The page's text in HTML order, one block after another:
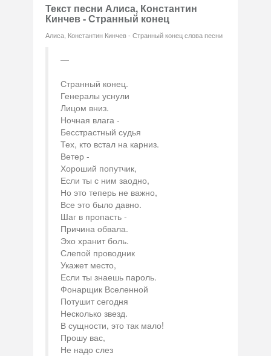
Текст песни Алиса, Константин
Кинчев - Странный конец
Алиса, Константин Кинчев - Странный конец слова песни
Странный конец.
Генералы уснули
Лицом вниз.
Ночная влага -
Бесстрастный судья
Тех, кто встал на карниз.
Ветер -
Хороший попутчик,
Если ты с ним заодно,
Но это теперь не важно,
Все это было давно.
Шаг в пропасть -
Причина обвала.
Эхо хранит боль.
Слепой проводник
Укажет место,
Если ты знаешь пароль.
Фонарщик Вселенной
Потушит сегодня
Несколько звезд.
В сущности, это так мало!
Прошу вас,
Не надо слез